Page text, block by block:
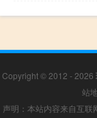
Copyright © 2012 - 2026
站
声明：本站内容来自互